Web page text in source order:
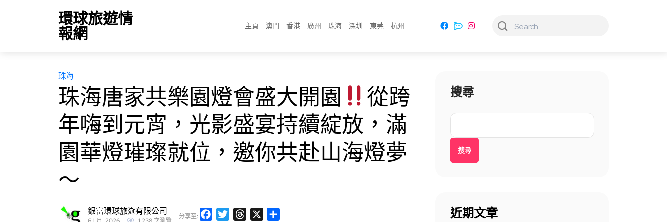
環球旅遊情
報網 主頁 澳門 香港 廣州 珠海 深圳 東莞 杭州
珠海
珠海唐家共樂園燈會盛大開園
從跨
年嗨到元宵，光影盛宴持續綻放，滿
園華燈璀璨就位，邀你共赴山海燈夢
～
銀富環球旅遊有限公司 分享至: FacebookTwitterThreads
搜尋
搜尋
近期文章